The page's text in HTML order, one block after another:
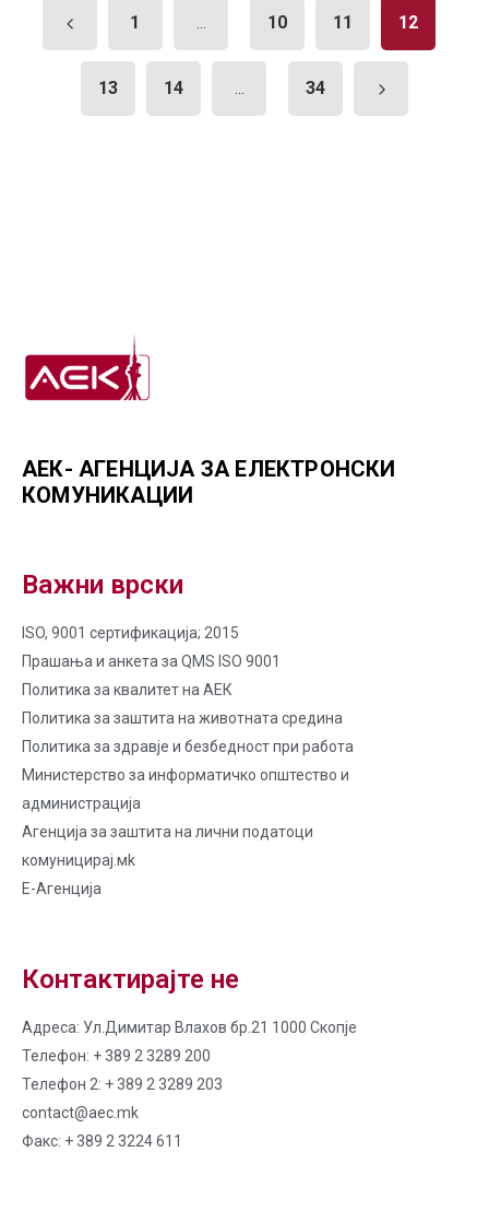
1 ... 10 11 12
13 14 ... 34
АЕК- АГЕНЦИЈА ЗА ЕЛЕКТРОНСКИ
КОМУНИКАЦИИ
Важни врски
ISO, 9001 сертификација; 2015
Прашања и анкета за QMS ISO 9001
Политика за квалитет на AЕК
Политика за заштита на животната средина
Политика за здравје и безбедност при работа
Министерство за информатичко општество и
администрација
Агенција за заштита на лични податоци
комуницирај.мk
Е-Агенција
Контактирајте не
Адреса: Ул.Димитар Влахов бр.21 1000 Скопје
Телефон: + 389 2 3289 200
Телефон 2: + 389 2 3289 203
contact@aec.mk
Факс: + 389 2 3224 611